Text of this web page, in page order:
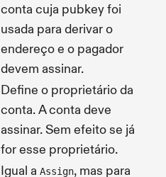
conta cuja pubkey foi
usada para derivar o
endereço e o pagador
devem assinar.
Define o proprietário da
conta. A conta deve
assinar. Sem efeito se já
for esse proprietário.
Igual a Assign, mas para